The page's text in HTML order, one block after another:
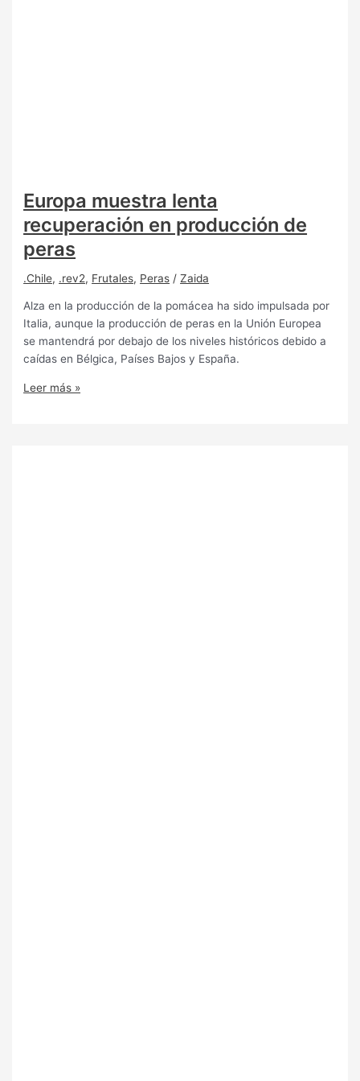
Europa muestra lenta
recuperación en producción de
peras
.Chile, .rev2, Frutales, Peras /Zaida
Alza en la producción de la pomácea ha sido impulsada por
Italia, aunque la producción de peras en la Unión Europea
se mantendrá por debajo de los niveles históricos debido a
caídas en Bélgica, Países Bajos y España.
Leer más »